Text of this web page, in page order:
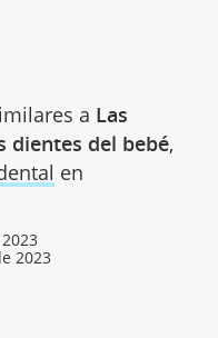
a Las
dientes del bebé,
en
2023